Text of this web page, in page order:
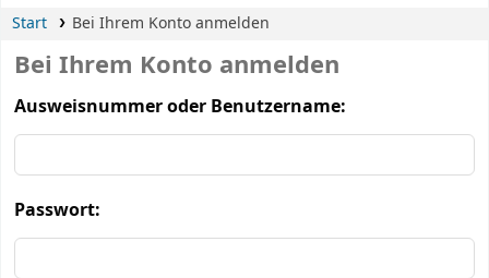
Start Bei Ihrem Konto anmelden
Bei Ihrem Konto anmelden
Ausweisnummer oder Benutzername:
Passwort: